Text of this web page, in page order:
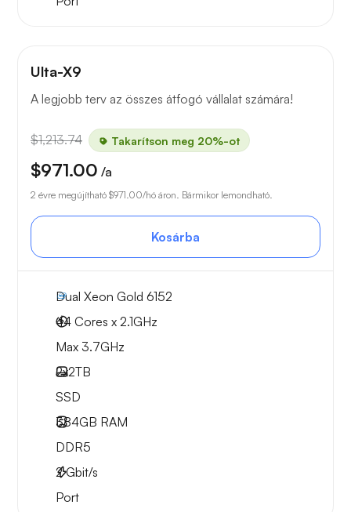
Ulta-X9
A legjobb terv az összes átfogó vállalat számára!
$1,213.74 Takarítson meg 20%-ot
$971.00 /a
2 évre megújítható $971.00/hó áron. Bármikor lemondható.
Kosárba
Dual Xeon Gold 6152
44 Cores x 2.1GHz
Max 3.7GHz
2x2TB
SSD
384GB RAM
DDR5
2Gbit/s
Port